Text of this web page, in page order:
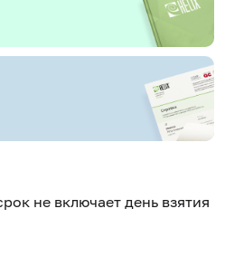
не включает день взятия